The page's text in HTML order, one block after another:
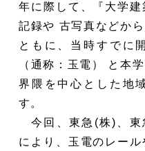
年に際して、『大学
記録や 古写真などか
ともに、当時すでに
（通称：玉電） と本
界隈を中心とした地
す。
今回、東急(株)、東
により、玉電のレー